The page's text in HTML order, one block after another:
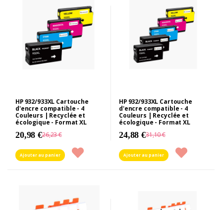
HP 932/933XL Cartouche
d'encre compatible - 4
Couleurs | Recyclée et
écologique - Format XL
20,98 €26,23 €
Ajouter au panier
HP 932/933XL Cartouche
d'encre compatible - 4
Couleurs | Recyclée et
écologique - Format XL
24,88 €31,10 €
Ajouter au panier